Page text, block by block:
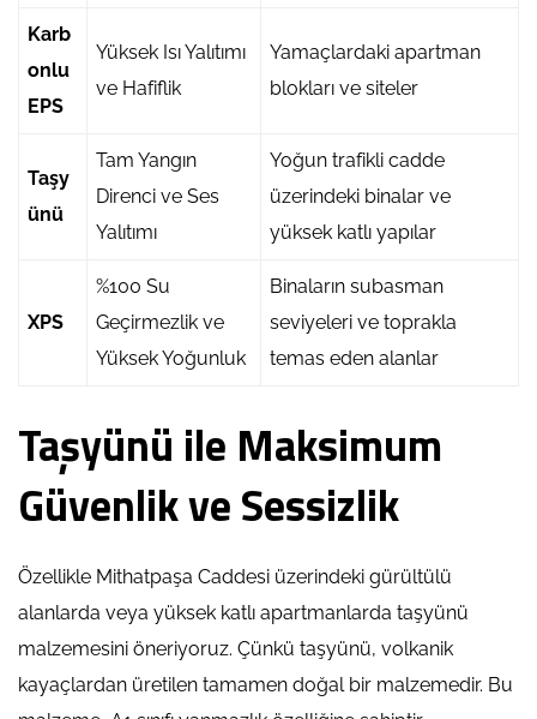
Karb
onlu
EPS
Yüksek Isı Yalıtımı
ve Hafiflik
Yamaçlardaki apartman
blokları ve siteler
Taşy
ünü
Tam Yangın
Direnci ve Ses
Yalıtımı
Yoğun trafikli cadde
üzerindeki binalar ve
yüksek katlı yapılar
XPS
%100 Su
Geçirmezlik ve
Yüksek Yoğunluk
Binaların subasman
seviyeleri ve toprakla
temas eden alanlar
Taşyünü ile Maksimum
Güvenlik ve Sessizlik
Özellikle Mithatpaşa Caddesi üzerindeki gürültülü
alanlarda veya yüksek katlı apartmanlarda taşyünü
malzemesini öneriyoruz. Çünkü taşyünü, volkanik
kayaçlardan üretilen tamamen doğal bir malzemedir. Bu